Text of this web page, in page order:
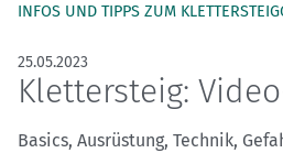
INFOS UND TIPPS ZUM
25.05.2023
Klettersteig:
Basics, Ausrüstung, Technik,